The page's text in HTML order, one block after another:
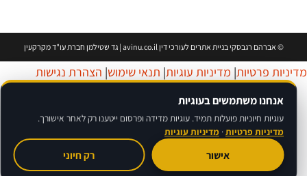
©אברהם רגבסקיבניית אתרים לעורכי דין avinu.co.il | גד שטילמן חברת עו"ד מקרקעין
אנחנו משתמשים בעוגיות
עוגיות חיוניות פועלות תמיד. עוגיות מדידה ופרסום ייטענו רק לאחר אישורך.
מדיניות פרטיות· מדיניות עוגיות
אישור רק חיוני
פרטיות| מדיניות עוגיות| תנאי שימוש| הצהרת נגישות